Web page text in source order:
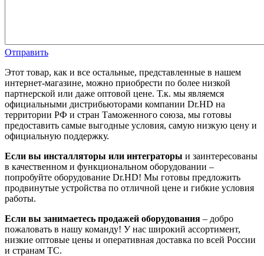
Отправить
Этот товар, как и все остальные, представленные в нашем
интернет-магазине, можно приобрести по более низкой
партнерской или даже оптовой цене. Т.к. мы являемся
официальными дистрибьюторами компании Dr.HD на
территории РФ и стран Таможенного союза, мы готовы
предоставить самые выгодные условия, самую низкую цену и
официальную поддержку.
Если вы инсталляторы или интеграторы и заинтересованы
в качественном и функциональном оборудовании –
попробуйте оборудование Dr.HD! Мы готовы предложить
продвинутые устройства по отличной цене и гибкие условия
работы.
Если вы занимаетесь продажей оборудования – добро
пожаловать в нашу команду! У нас широкий ассортимент,
низкие оптовые цены и оперативная доставка по всей России
и странам ТС.